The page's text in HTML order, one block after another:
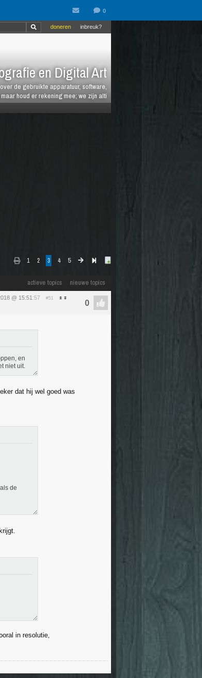
en Digital Art
de gebruikte apparatuur, software,
houd er rekening mee; we zijn alti
inbreuk?
doneren
1 2 3 4 5
actieve topics nieuwe topics
@ 15:51 :57 #51
en
niet uit.
dat hij wel goed was
de
in resolutie,